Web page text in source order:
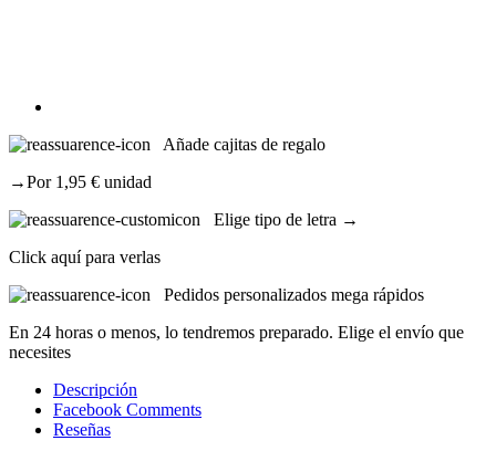
Añade cajitas de regalo
→Por 1,95 € unidad
Elige tipo de letra →
Click aquí para verlas
Pedidos personalizados mega rápidos
En 24 horas o menos, lo tendremos preparado. Elige el envío que
necesites
Descripción
Facebook Comments
Reseñas